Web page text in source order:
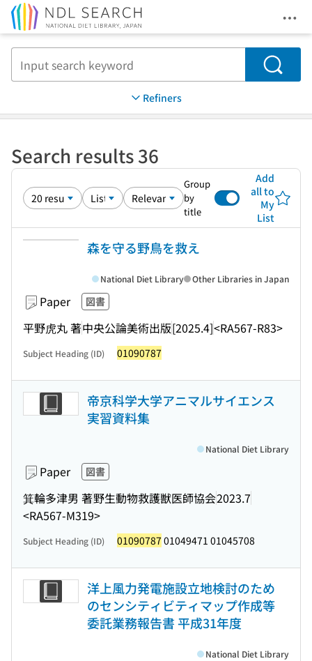
Search
Refiners
Search results 36
Group
by
title
Add
all to
My
List
森を守る野鳥を救え
Paper 図書
平野虎丸 著中央公論美術出版[2025.4]<RA567-R83>
National Diet Library Other Libraries in Japan
Subject Heading (ID) 01090787
帝京科学大学アニマルサイエンス
実習資料集
Paper 図書
箕輪多津男 著野生動物救護獣医師協会2023.7
<RA567-M319>
National Diet Library
Subject Heading (ID) 01090787 01049471 01045708
洋上風力発電施設立地検討のため
のセンシティビティマップ作成等
委託業務報告書 平成31年度
National Diet Library